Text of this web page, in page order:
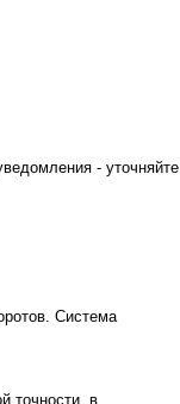
- уточняйте
Система
точности, в